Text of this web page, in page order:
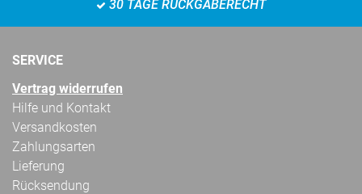
30 TAGE RÜCKGABERECHT
SERVICE
Vertrag widerrufen
Hilfe und Kontakt
Versandkosten
Zahlungsarten
Lieferung
Rücksendung